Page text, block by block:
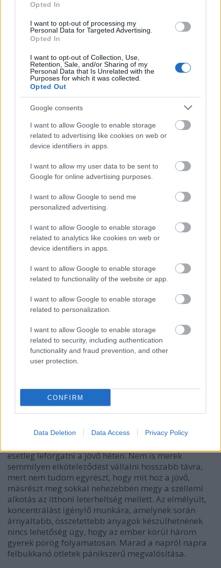
Opted In
I want to opt-out of processing my
Personal Data for Targeted Advertising.
Opted In
I want to opt-out of Collection, Use,
Retention, Sale, and/or Sharing of my
Personal Data that Is Unrelated with the
Purposes for which it was collected.
Opted Out
Google consents
I want to allow Google to enable storage
related to advertising like cookies on web or
device identifiers in apps.
I want to allow my user data to be sent to
Google for online advertising purposes.
I want to allow Google to send me
personalized advertising.
I want to allow Google to enable storage
related to analytics like cookies on web or
device identifiers in apps.
I want to allow Google to enable storage
related to functionality of the website or app.
I want to allow Google to enable storage
related to personalization.
I want to allow Google to enable storage
related to security, including authentication
functionality and fraud prevention, and other
user protection.
CONFIRM
Data Deletion Data Access Privacy Policy
gondolkodunk, hogy ne csak két arc beszéljen benne,
- A Facebook-oldaladon megjelent
gyerekek hogyan élik meg ezt a nehéz helyzetet,
mik a legnagyobb kihívások számukra. Mi a
személyes tapasztalatod ezzel kapcsolatban?
- Saját bőrünkön tapasztaljuk a bezártság minden
hátulütőjét, és bizony néha nehéz tartani a
gyerekekben a lelket úgy, hogy minden szerepben
mi vagyunk: a szülőktől kezdve, a tanárokon,
edzőkön, konyhás néniken át a cserkészfőnökökig.
tanárokra, erre-arra, de most még ez sincs meg.
Bízom benne, hogy hosszabb távon is bírják majd a
alkalmazkodóak. Lehet, hogy ők borulnak ki a
leghamarabb, de hosszú távon ők sínylik meg
- A fellépések elmaradása miatt felszabaduló
idődben vannak konkrét terveid a közeljövőre
nézve?
Nincsenek tervek, egyik napról a másikra tudok én is
esetleg leforgatni a jövő héten. Nem is merek
semmilyen elköteleződést vállalni hosszabb távra,
mert nem tudom egyrészt, hogy mit hoz a jövő,
másrészt meg sokkal nehezebben megy a szellemi
alkotás az itthoni leterheltség mellett. Az elmélyült,
koncentrálást igénylő munkára, amelynek során
árnyaltabb, összetettebb anyagok készülhetnének
nincs lehetőség úgy, hogy az ember körül három
gyerek pörög folyamatosan. Marad a napról napra
felbukkanó ötletek pánikszerű megvalósítása.